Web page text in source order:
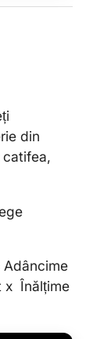
din
Adâncime
x Înălțime